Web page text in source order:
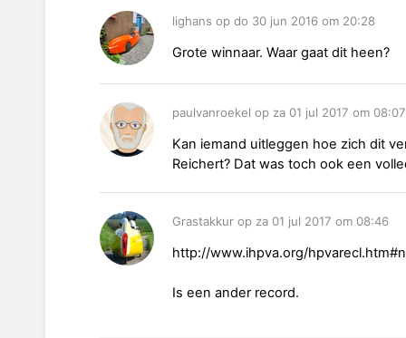
lighans op do 30 jun 2016 om 20:28
Grote winnaar. Waar gaat dit heen?
paulvanroekel op za 01 jul 2017 om 08:07
Kan iemand uitleggen hoe zich dit
Reichert? Dat was toch ook een
Grastakkur op za 01 jul 2017 om 08:46
http://www.ihpva.org/
Is een ander record.